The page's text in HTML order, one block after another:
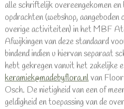
alle schriftelijk overeengekomen
opdrachten (webshop, aangeboden
overige activiteiten) in het MBF
Afwijkingen van deze standaard
bindend indien u hiervan separaat
hebt gekregen vanuit het zakelijke
keramiek@madebyflora.nlvan
Osch. De nietigheid van een of
geldigheid en toepassing van de